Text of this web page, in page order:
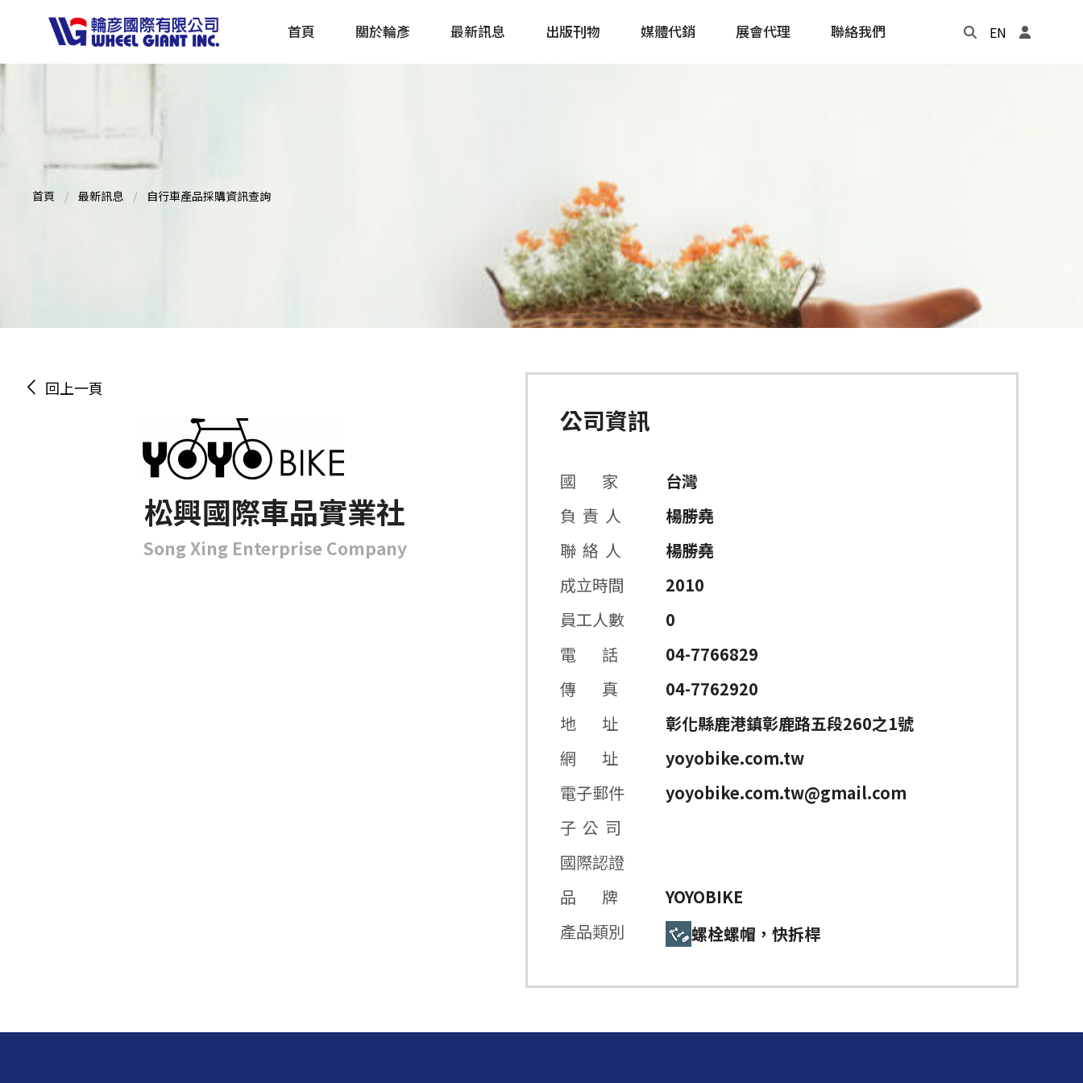
首頁 關於輪彥 最新訊息 出版刊物
戶外探索 Outside
主題書籍
媒體代銷 展會代理 聯絡我們 EN
首頁 最新訊息 自行車產品採購資訊查詢
回上一頁
松興國際車品實業社
Song Xing Enterprise Company
公司資訊
國 家
台灣
負 責 人
楊勝堯
聯 絡 人
楊勝堯
成立時間
2010
員工人數
0
電 話
04-7766829
傳 真
04-7762920
地 址
彰化縣鹿港鎮彰鹿路五段260之1號
網 址
yoyobike.com.tw
電子郵件
yoyobike.com.tw@gmail.com
子 公 司
國際認證
品 牌
YOYOBIKE
產品類別
螺栓螺帽，快拆桿